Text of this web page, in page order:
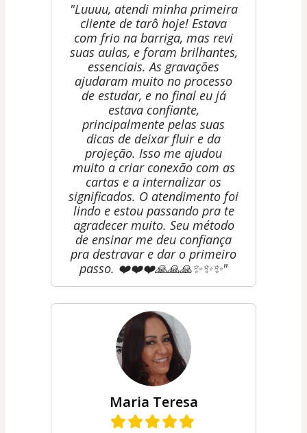
"Luuuu, atendi minha primeira
cliente de tarô hoje! Estava
com frio na barriga, mas revi
suas aulas, e foram brilhantes,
essenciais. As gravações
ajudaram muito no processo
de estudar, e no final eu já
estava confiante,
principalmente pelas suas
dicas de deixar fluir e da
projeção. Isso me ajudou
muito a criar conexão com as
cartas e a internalizar os
significados. O atendimento foi
lindo e estou passando pra te
agradecer muito. Seu método
de ensinar me deu confiança
pra destravar e dar o primeiro
passo. ❤️❤️❤️🙏🙏🙏✨✨✨"
Maria Teresa